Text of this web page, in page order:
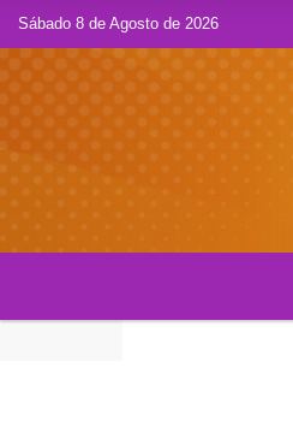
Sábado 8 de Agosto de 2026